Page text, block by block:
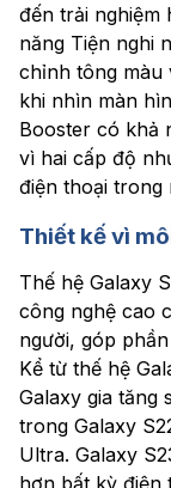
đến trải nghiệm
năng Tiện nghi
chỉnh tông màu
khi nhìn màn
Booster có khả
vì hai cấp độ
điện thoại trong
Thiết kế vì
Thế hệ Galaxy
công nghệ cao
người, góp
Kể từ thế hệ
Galaxy gia tăng
trong Galaxy
Ultra. Galaxy
hơn bất kỳ điện